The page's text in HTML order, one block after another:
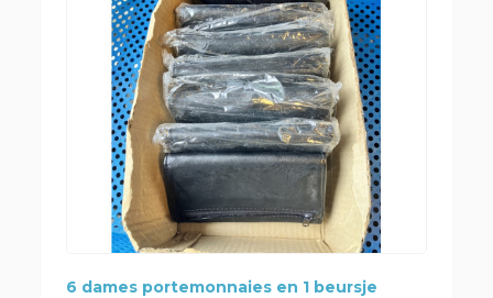
6 dames portemonnaies en 1 beursje